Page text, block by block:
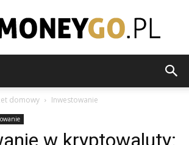
domowy Inwestowanie
w kryptowaluty: